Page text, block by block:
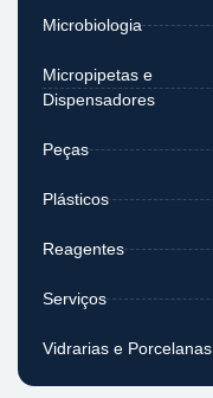
Microbiologia
Micropipetas e
Dispensadores
Peças
Plásticos
Reagentes
Serviços
Vidrarias e Porcelanas